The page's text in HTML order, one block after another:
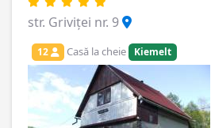
str. Griviței nr. 9
12 Casă la cheie Kiemelt